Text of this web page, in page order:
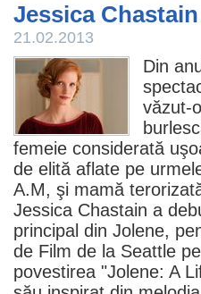
Jessica
21.02.2013
Din
văzut-
femeie considerată
de elită aflate pe
A.M, şi mamă
Jessica Chastain a
principal din Jolene,
de Film de la Seattle
povestirea "Jolene: A